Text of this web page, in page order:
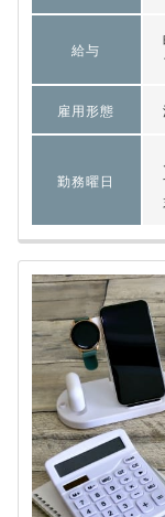
給与
雇用形態
勤務曜日